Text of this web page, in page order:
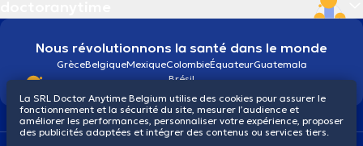
Nous révolutionnons la santé dans le monde
GrèceBelgiqueMexiqueColombieÉquateurGuatemala
Brésil
La SRL Doctor Anytime Belgium utilise des cookies pour assurer le
fonctionnement et la sécurité du site, mesurer l’audience et
améliorer les performances, personnaliser votre expérience, proposer
des publicités adaptées et intégrer des contenus ou services tiers.